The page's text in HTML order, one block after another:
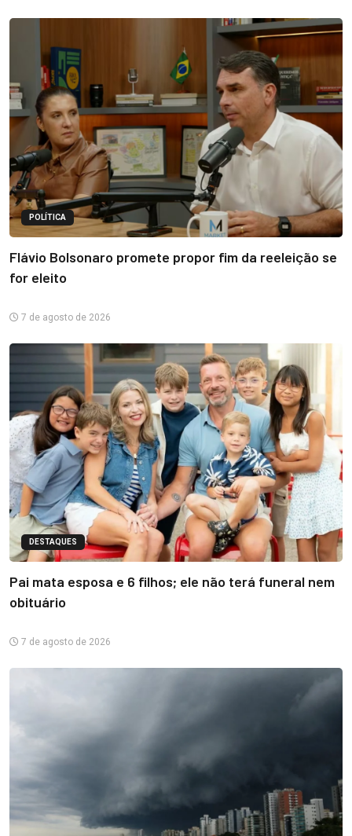
POLÍTICA
Flávio Bolsonaro promete propor fim da reeleição se
for eleito
7 de agosto de 2026
DESTAQUES
Pai mata esposa e 6 filhos; ele não terá funeral nem
obituário
7 de agosto de 2026